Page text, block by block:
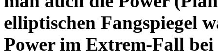
elliptischen Fangspiegel
Power im Extrem-Fall bei